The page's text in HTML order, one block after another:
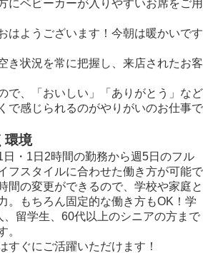
にベビーカーが入りやすいお席をご用
はようございます！今朝は暖かいです
き状況を常に把握し、来店されたお客
で、「おいしい」「ありがとう」など
で感じられるのがやりがいのお仕事で
環境
・1日2時間の勤務から週5日のフル
フスタイルに合わせた働き方が可能で
間の変更ができるので、学校や家庭と
。もちろん固定的な働き方もOK！学
留学生、60代以上のシニアの方まで
。
すぐにご活躍いただけます！